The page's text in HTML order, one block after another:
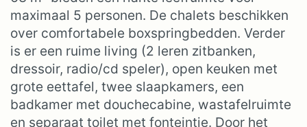
maximaal 5 personen. De chalets beschikken
over comfortabele boxspringbedden. Verder
is er een ruime living (2 leren zitbanken,
dressoir, radio/cd speler), open keuken met
grote eettafel, twee slaapkamers, een
badkamer met douchecabine, wastafelruimte
en separaat toilet met fonteintje. Door het